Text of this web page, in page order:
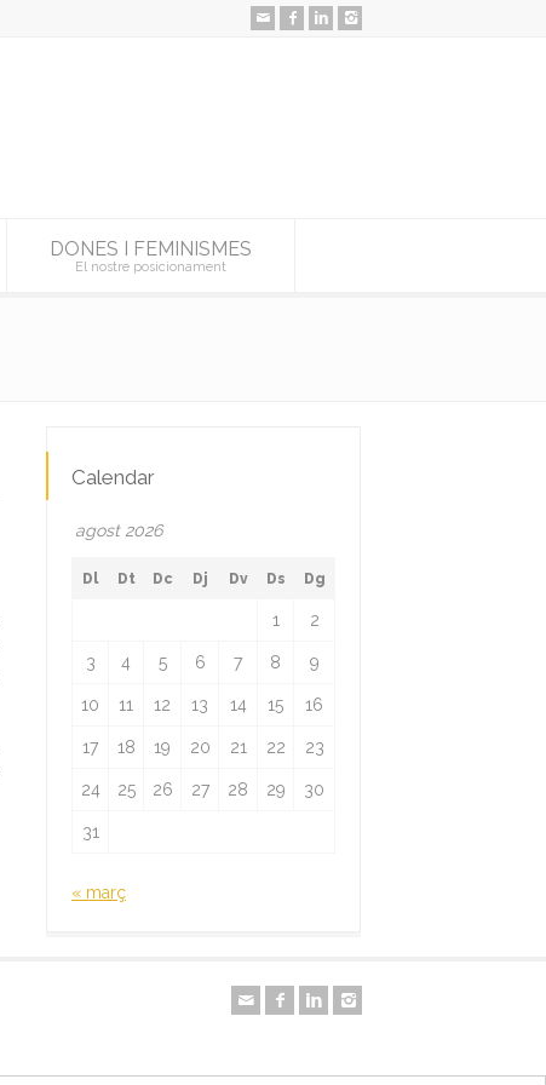
DONES I FEMINISMES
El nostre posicionament
Calendar
agost 2026
Dl Dt Dc Dj Dv Ds Dg
1 2
3 4 5 6 7 8 9
10 11 12 13 14 15 16
17 18 19 20 21 22 23
24 25 26 27 28 29 30
31
« març